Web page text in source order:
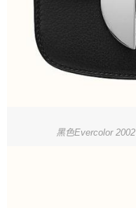
黑色Evercolor